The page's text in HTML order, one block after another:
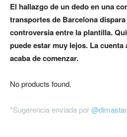
El hallazgo de un dedo en una
transportes de Barcelona
controversia entre la plantilla.
puede estar muy lejos. La
acaba de comenzar.
No products found.
*Sugerencia enviada por